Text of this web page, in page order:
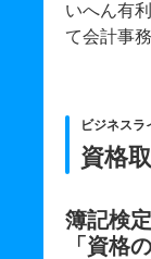
いへん有
て会計事
ビジネスラ
資格
簿記検
「資格